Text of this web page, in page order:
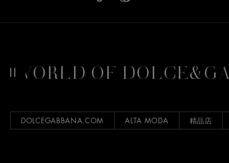
OF
DOLCEGABBANA.COM ALTA MODA 精品店